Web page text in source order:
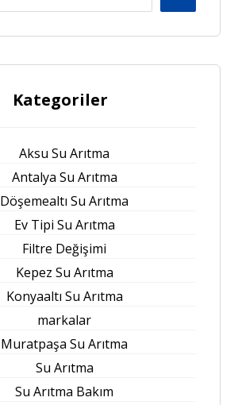
Kategoriler
Aksu Su Arıtma
Antalya Su Arıtma
Döşemealtı Su Arıtma
Ev Tipi Su Arıtma
Filtre Değişimi
Kepez Su Arıtma
Konyaaltı Su Arıtma
markalar
Muratpaşa Su Arıtma
Su Arıtma
Su Arıtma Bakım